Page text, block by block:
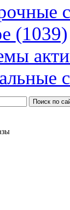
(1039)